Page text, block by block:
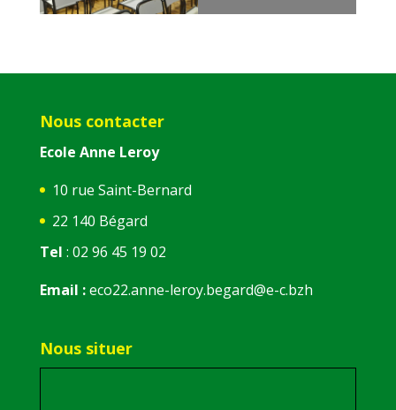
Nous contacter
Ecole Anne Leroy
10 rue Saint-Bernard
22 140 Bégard
Tel : 02 96 45 19 02
Email :eco22.anne-leroy.begard@e-c.bzh
Nous situer